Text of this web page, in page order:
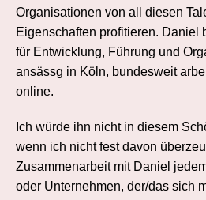
Organisationen von all diesen
Eigenschaften profitieren. Daniel
für Entwicklung, Führung und
ansässg in Köln, bundesweit
online.
Ich würde ihn nicht in diesem
wenn ich nicht fest davon
Zusammenarbeit mit Daniel
oder Unternehmen, der/das sich